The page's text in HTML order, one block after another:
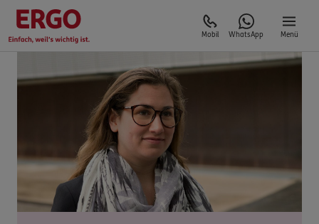
Mobil WhatsApp Menü